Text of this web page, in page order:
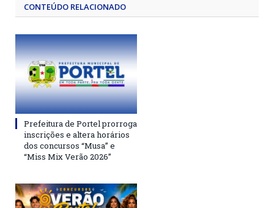
CONTEÚDO RELACIONADO
Prefeitura de Portel prorroga
inscrições e altera horários
dos concursos “Musa” e
“Miss Mix Verão 2026”